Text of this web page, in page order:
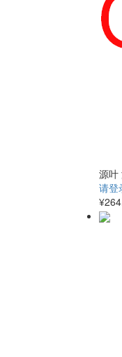
源叶
请登